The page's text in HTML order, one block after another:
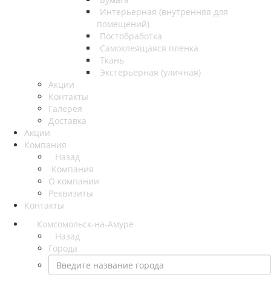
Интерьерная (внутренняя для
помещений)
Постобработка
Самоклеящаяся пленка
Ткань
Экстерьерная (уличная)
Акции
Контакты
Галерея
Доставка
Акции
Компания
Назад
Компания
О компании
Реквизиты
Контакты
Комсомольск-на-Амуре
Назад
Города